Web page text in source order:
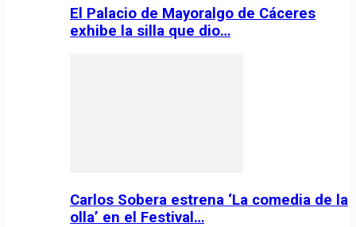
El Palacio de Mayoralgo de Cáceres
exhibe la silla que dio…
Carlos Sobera estrena ‘La comedia de la
olla’ en el Festival…